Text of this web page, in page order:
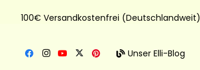
100€ Versandkostenfrei (Deutschlandweit)
Unser Elli-Blog